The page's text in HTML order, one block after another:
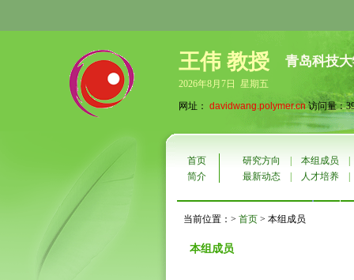
王伟 教授 青岛科技
2026年8月7日 星期五
网址： davidwang.polymer.cn访问量：
首页 研究方向 本组成员
简介
最新动态 人才培养
当前位置：> 首页 > 本组成员
本组成员